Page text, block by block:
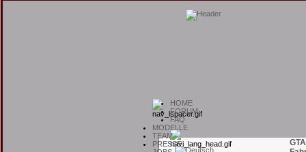
HOME
FORUM
FAQ
MODELLE
TEAM
PRESSE